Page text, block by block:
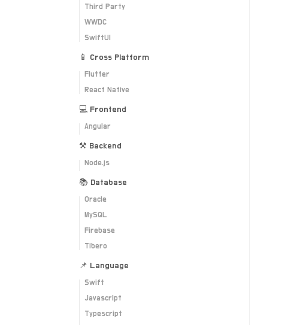
Third Party
WWDC
SwiftUI
📱 Cross Platform
Flutter
React Native
💻 Frontend
Angular
⚒ Backend
Node.js
📚 Database
Oracle
MySQL
Firebase
Tibero
📌 Language
Swift
Javascript
Typescript